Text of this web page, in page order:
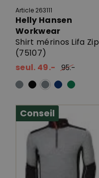
Article 263111
Helly Hansen
Workwear
Shirt mérinos Lifa Zip
(75107)
seul. 49.-
95.-
Conseil